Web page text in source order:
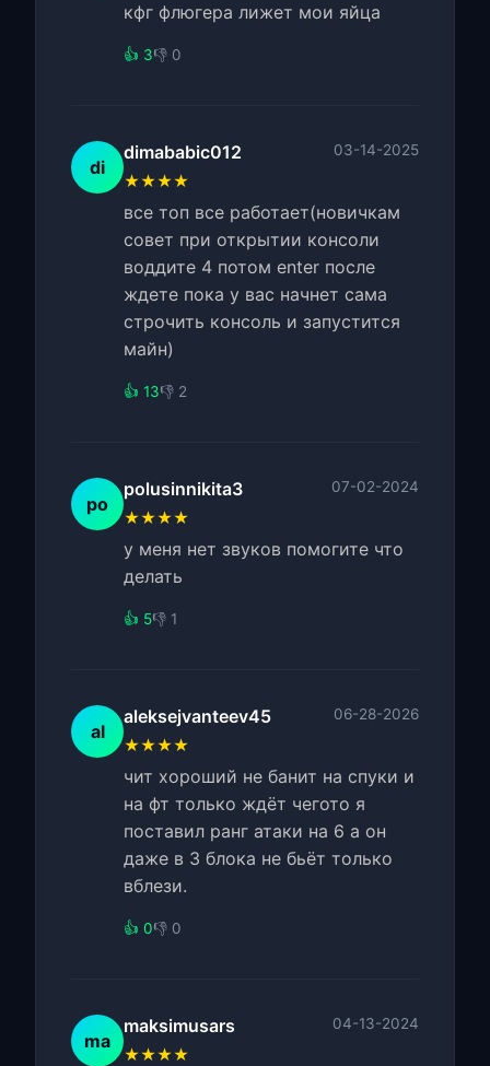
кфг флюгера лижет мои яйца
👍 3👎 0
di
dimababic012 03-14-2025
★★★★
все топ все работает(новичкам
совет при открытии консоли
воддите 4 потом enter после
ждете пока у вас начнет сама
строчить консоль и запустится
майн)
👍 13👎 2
po
polusinnikita3 07-02-2024
★★★★
у меня нет звуков помогите что
делать
👍 5👎 1
al
aleksejvanteev45 06-28-2026
★★★★
чит хороший не банит на спуки и
на фт только ждёт чегото я
поставил ранг атаки на 6 а он
даже в 3 блока не бьёт только
вблези.
👍 0👎 0
ma
maksimusars 04-13-2024
★★★★